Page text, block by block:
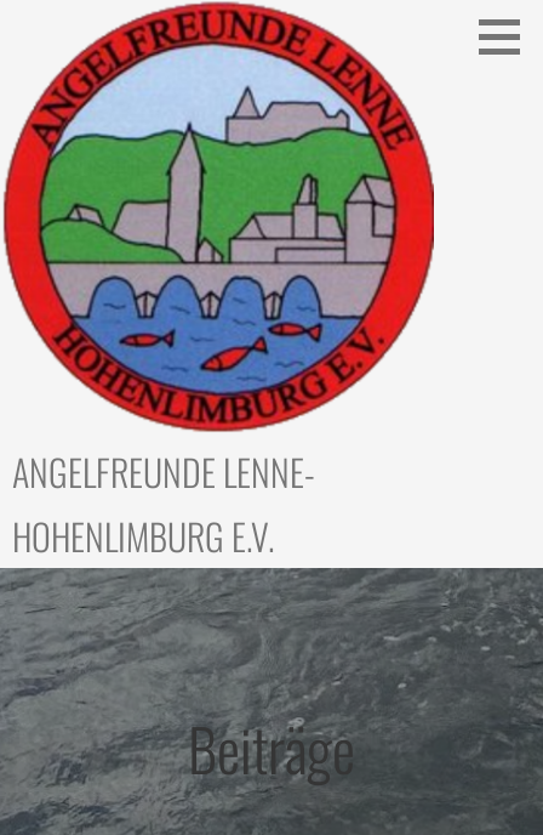
springen
ANGELFREUNDE LENNE-
HOHENLIMBURG E.V.
Beiträge